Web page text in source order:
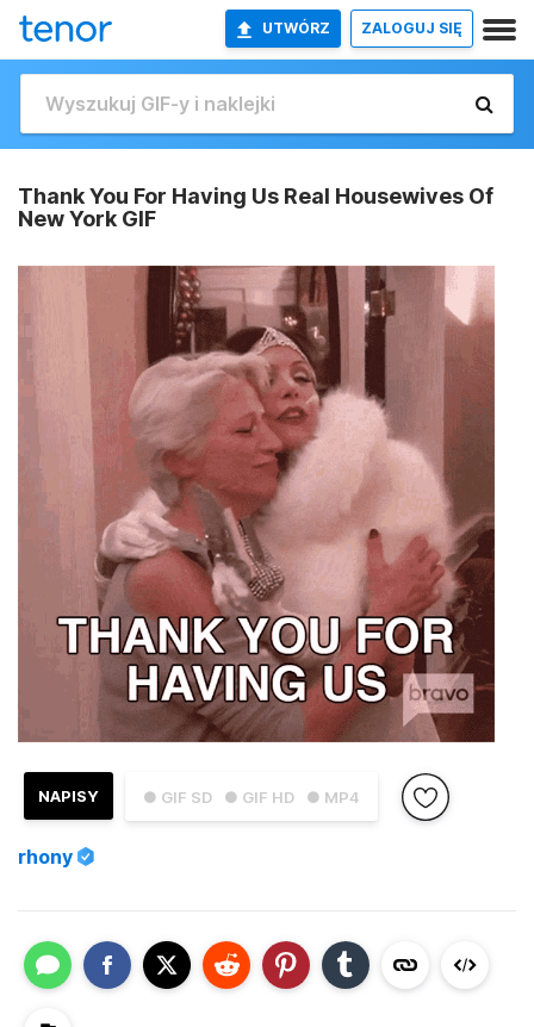
UTWÓRZ ZALOGUJ SIĘ
Thank You For Having Us Real Housewives Of
New York GIF
● GIF SD ● GIF HD ● MP4
NAPISY
rhony